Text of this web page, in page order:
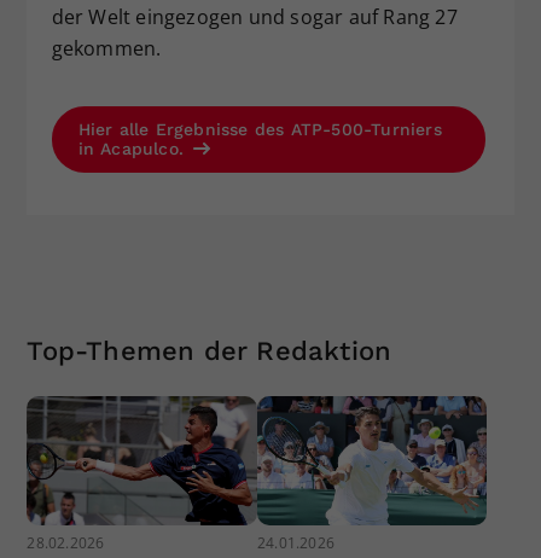
der Welt eingezogen und sogar auf Rang 27
gekommen.
Hier alle Ergebnisse des ATP-500-Turniers
in Acapulco.
Top-Themen der Redaktion
28.02.2026 24.01.2026